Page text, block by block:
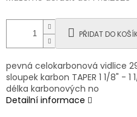
PŘIDAT DO
pevná celokarbonová vidlice
sloupek karbon TAPER 1 1/8" - 1
délka karbonových no
Detailní informace